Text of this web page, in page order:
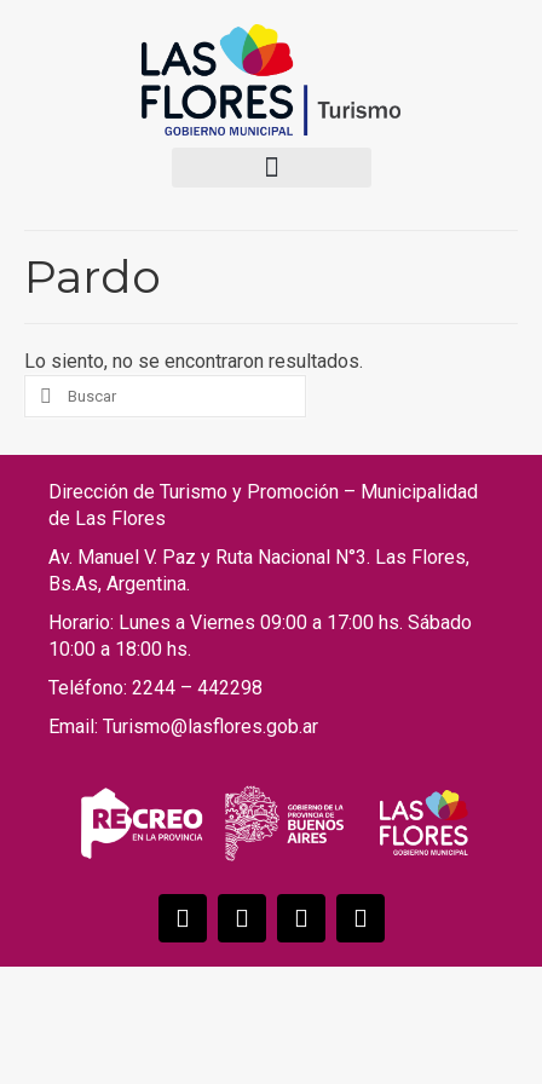
Pardo
Lo siento, no se encontraron resultados.
Dirección de Turismo y Promoción – Municipalidad
de Las Flores
Av. Manuel V. Paz y Ruta Nacional N°3. Las Flores,
Bs.As, Argentina.
Horario: Lunes a Viernes 09:00 a 17:00 hs. Sábado
10:00 a 18:00 hs.
Teléfono: 2244 – 442298
Email: Turismo@lasflores.gob.ar